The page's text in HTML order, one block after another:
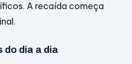
A recaída começa
do dia a dia